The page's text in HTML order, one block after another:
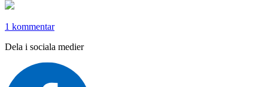
1 kommentar
Dela i sociala medier